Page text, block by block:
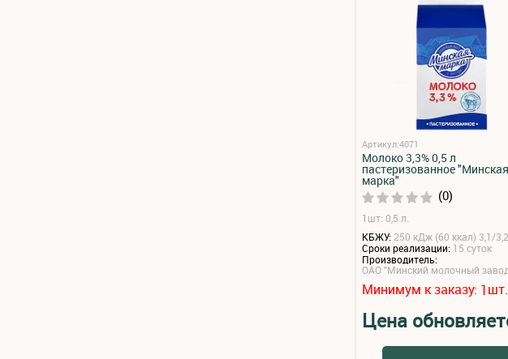
Артикул:4071
Молоко 3,3% 0,5 л
пастеризованное "Минская
марка"
(0)
1шт: 0,5 л.
КБЖУ: 250 кДж (60 ккал) 3,1/
Сроки реализации: 15 суток
Производитель:
ОАО "Минский молочный
Минимум к заказу: 1шт.
Цена